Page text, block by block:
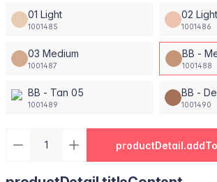
01 Light
1001485
02
1001486
03 Medium
1001487
BB -
1001488
BB - Tan 05
1001489
BB -
1001490